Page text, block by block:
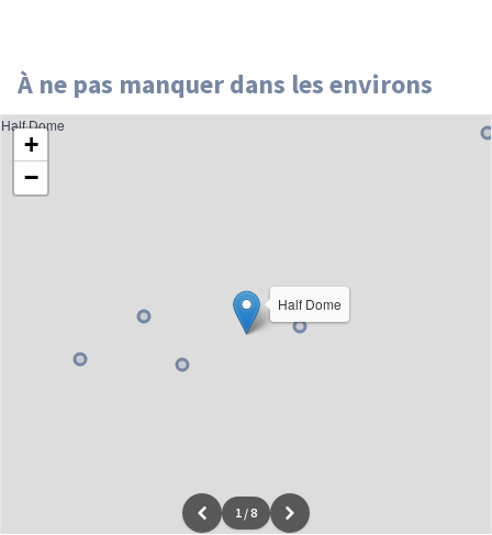
À ne pas manquer dans les environs
Half Dome
+
−
Half Dome
1 /8